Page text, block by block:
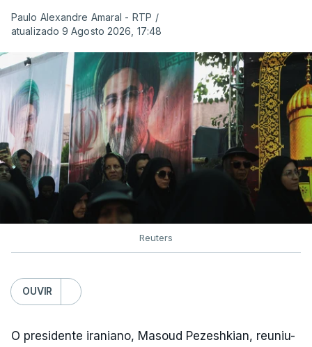
Paulo Alexandre Amaral - RTP /
atualizado 9 Agosto 2026, 17:48
Reuters
OUVIR
O presidente iraniano, Masoud Pezeshkian, reuniu-